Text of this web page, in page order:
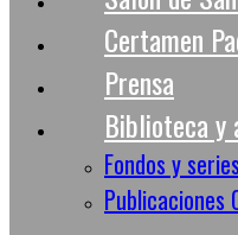
Certamen
Prensa
Biblioteca y
Fondos y
Publicaciones